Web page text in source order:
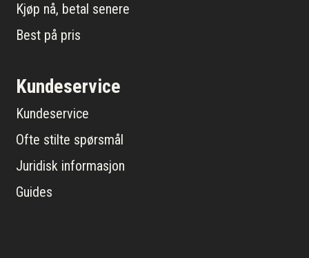
Kjøp nå, betal senere
Best på pris
Kundeservice
Kundeservice
Ofte stilte spørsmål
Juridisk informasjon
Guides